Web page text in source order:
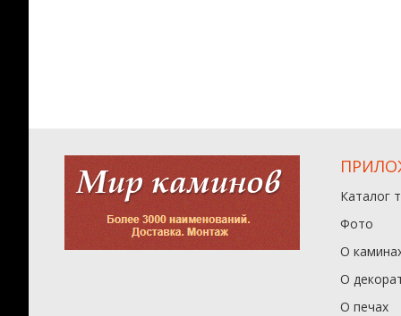
Каталог
Фото
О
О
О печах